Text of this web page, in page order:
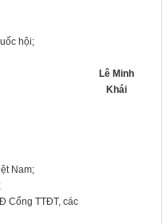
hội;
Nam;
Cổng TTĐT, các
Lê Minh
Khái